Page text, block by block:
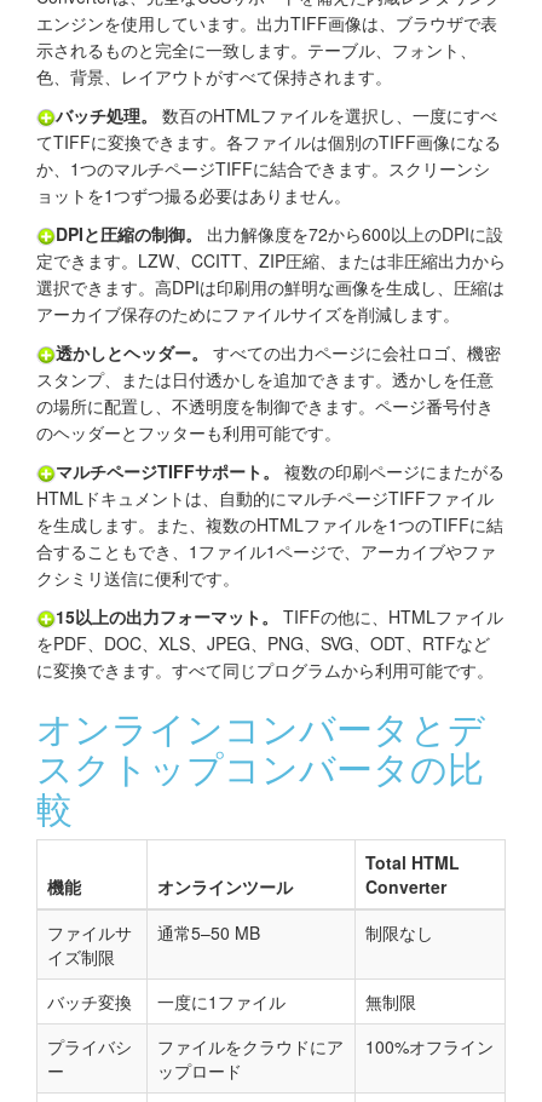
エンジンを使用しています。出力TIFF画像は、ブラウザで表
示されるものと完全に一致します。テーブル、フォント、
色、背景、レイアウトがすべて保持されます。
バッチ処理。
数百のHTMLファイルを選択し、一度にすべ
てTIFFに変換できます。各ファイルは個別のTIFF画像になる
か、1つのマルチページTIFFに結合できます。スクリーンシ
ョットを1つずつ撮る必要はありません。
DPIと圧縮の制御。
出力解像度を72から600以上のDPIに設
定できます。LZW、CCITT、ZIP圧縮、または非圧縮出力から
選択できます。高DPIは印刷用の鮮明な画像を生成し、圧縮は
アーカイブ保存のためにファイルサイズを削減します。
透かしとヘッダー。
すべての出力ページに会社ロゴ、機密
スタンプ、または日付透かしを追加できます。透かしを任意
の場所に配置し、不透明度を制御できます。ページ番号付き
のヘッダーとフッターも利用可能です。
マルチページTIFFサポート。
複数の印刷ページにまたがる
HTMLドキュメントは、自動的にマルチページTIFFファイル
を生成します。また、複数のHTMLファイルを1つのTIFFに結
合することもでき、1ファイル1ページで、アーカイブやファ
クシミリ送信に便利です。
15以上の出力フォーマット。
TIFFの他に、HTMLファイル
をPDF、DOC、XLS、JPEG、PNG、SVG、ODT、RTFなど
に変換できます。すべて同じプログラムから利用可能です。
オンラインコンバータとデ
スクトップコンバータの比
較
機能 オンラインツール
Total HTML
Converter
ファイルサ
イズ制限
通常5–50 MB 制限なし
バッチ変換 一度に1ファイル
無制限
プライバシ
ー
ファイルをクラウドにア
ップロード
100%オフライン